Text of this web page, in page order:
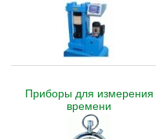
Приборы для измерения
времени